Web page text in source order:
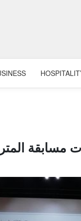
مسابقة